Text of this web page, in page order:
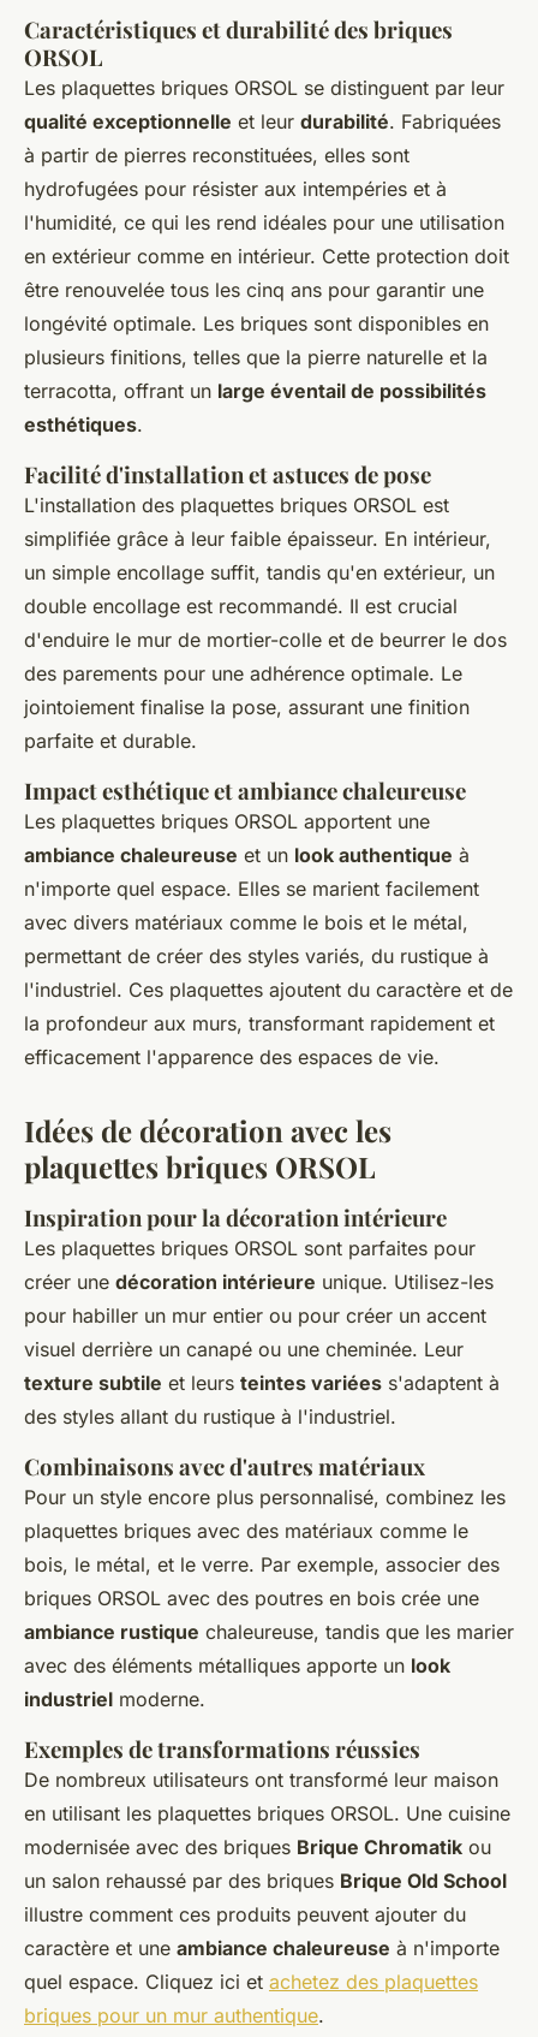
Caractéristiques et durabilité des briques
ORSOL
Les plaquettes briques ORSOL se distinguent par leur
qualité exceptionnelle et leur durabilité. Fabriquées
à partir de pierres reconstituées, elles sont
hydrofugées pour résister aux intempéries et à
l'humidité, ce qui les rend idéales pour une utilisation
en extérieur comme en intérieur. Cette protection doit
être renouvelée tous les cinq ans pour garantir une
longévité optimale. Les briques sont disponibles en
plusieurs finitions, telles que la pierre naturelle et la
terracotta, offrant un large éventail de possibilités
esthétiques.
Facilité d'installation et astuces de pose
L'installation des plaquettes briques ORSOL est
simplifiée grâce à leur faible épaisseur. En intérieur,
un simple encollage suffit, tandis qu'en extérieur, un
double encollage est recommandé. Il est crucial
d'enduire le mur de mortier-colle et de beurrer le dos
des parements pour une adhérence optimale. Le
jointoiement finalise la pose, assurant une finition
parfaite et durable.
Impact esthétique et ambiance chaleureuse
Les plaquettes briques ORSOL apportent une
ambiance chaleureuse et un look authentique à
n'importe quel espace. Elles se marient facilement
avec divers matériaux comme le bois et le métal,
permettant de créer des styles variés, du rustique à
l'industriel. Ces plaquettes ajoutent du caractère et de
la profondeur aux murs, transformant rapidement et
efficacement l'apparence des espaces de vie.
Idées de décoration avec les
plaquettes briques ORSOL
Inspiration pour la décoration intérieure
Les plaquettes briques ORSOL sont parfaites pour
créer une décoration intérieure unique. Utilisez-les
pour habiller un mur entier ou pour créer un accent
visuel derrière un canapé ou une cheminée. Leur
texture subtile et leurs teintes variées s'adaptent à
des styles allant du rustique à l'industriel.
Combinaisons avec d'autres matériaux
Pour un style encore plus personnalisé, combinez les
plaquettes briques avec des matériaux comme le
bois, le métal, et le verre. Par exemple, associer des
briques ORSOL avec des poutres en bois crée une
ambiance rustique chaleureuse, tandis que les marier
avec des éléments métalliques apporte un look
industriel moderne.
Exemples de transformations réussies
De nombreux utilisateurs ont transformé leur maison
en utilisant les plaquettes briques ORSOL. Une cuisine
modernisée avec des briques Brique Chromatik ou
un salon rehaussé par des briques Brique Old School
illustre comment ces produits peuvent ajouter du
caractère et une ambiance chaleureuse à n'importe
quel espace. Cliquez ici et achetez des plaquettes
briques pour un mur authentique.